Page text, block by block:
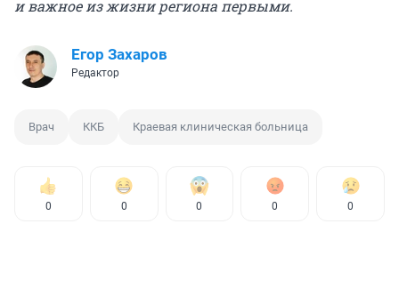
и важное из жизни региона первыми.
Егор Захаров
Редактор
Врач ККБ Краевая клиническая больница
0 0 0 0 0